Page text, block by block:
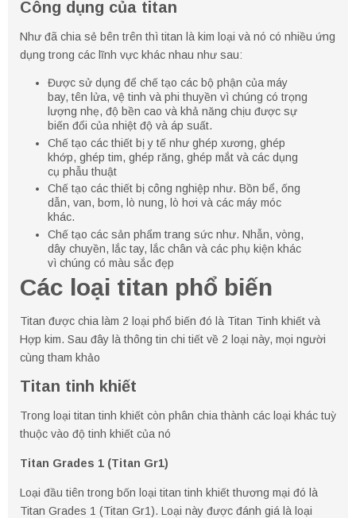
Công dụng của titan
Như đã chia sẻ bên trên thì titan là kim loại và nó có nhiều ứng
dụng trong các lĩnh vực khác nhau như sau:
Được sử dụng để chế tạo các bộ phận của máy
bay, tên lửa, vệ tinh và phi thuyền vì chúng có trọng
lượng nhẹ, độ bền cao và khả năng chịu được sự
biến đổi của nhiệt độ và áp suất.
Chế tạo các thiết bị y tế như ghép xương, ghép
khớp, ghép tim, ghép răng, ghép mắt và các dụng
cụ phẫu thuật
Chế tạo các thiết bị công nghiệp như. Bồn bể, ống
dẫn, van, bơm, lò nung, lò hơi và các máy móc
khác.
Chế tạo các sản phẩm trang sức như. Nhẫn, vòng,
dây chuyền, lắc tay, lắc chân và các phụ kiện khác
vì chúng có màu sắc đẹp
Các loại titan phổ biến
Titan được chia làm 2 loại phổ biến đó là Titan Tinh khiết và
Hợp kim. Sau đây là thông tin chi tiết về 2 loại này, mọi người
cùng tham khảo
Titan tinh khiết
Trong loại titan tinh khiết còn phân chia thành các loại khác tuỳ
thuộc vào độ tinh khiết của nó
Titan Grades 1 (Titan Gr1)
Loại đầu tiên trong bốn loại titan tinh khiết thương mại đó là
Titan Grades 1 (Titan Gr1). Loại này được đánh giá là loại